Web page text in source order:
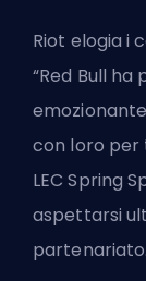
Riot elogia i
“Red Bull
con loro per
LEC Spring
aspettarsi
partenariato.